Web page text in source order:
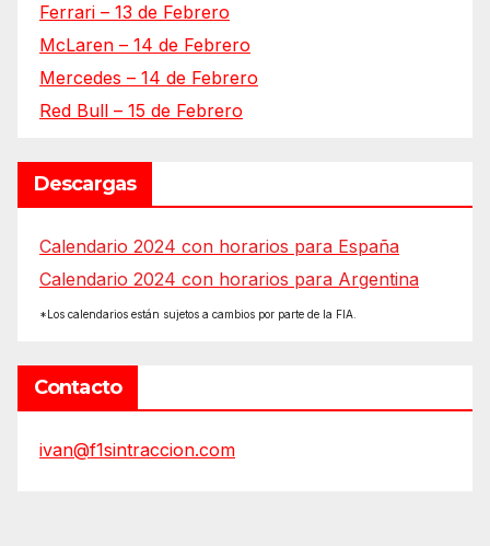
Ferrari – 13 de Febrero
McLaren – 14 de Febrero
Mercedes – 14 de Febrero
Red Bull – 15 de Febrero
Descargas
Calendario 2024 con horarios para España
Calendario 2024 con horarios para Argentina
*Los calendarios están sujetos a cambios por parte de la FIA.
Contacto
ivan@f1sintraccion.com